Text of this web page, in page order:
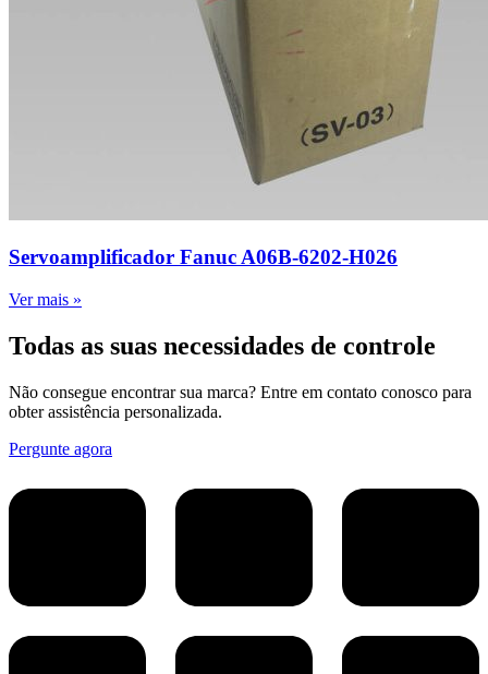
Servoamplificador Fanuc A06B-6202-H026
Ver mais »
Todas as suas necessidades de controle
Não consegue encontrar sua marca? Entre em contato conosco para
obter assistência personalizada.
Pergunte agora